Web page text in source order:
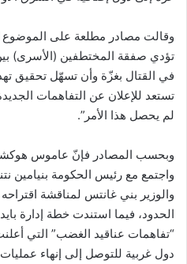
وقالت مصادر مطلعة على الموضوع
تؤدي صفقة المختطفين (الأسرى)
في القتال بغزّة وأن تسهّل تحقيق
تستعد للإعلان عن التفاهمات
لم يحصل هذا الأمر”.
وبحسب المصادر فإنّ عاموس
واجتمع مع رئيس الحكومة بنيامين
والوزير بني غانتس لمناقشة
الحدود، فيما استندت خطة إدارة
“تفاهمات عناقيد الغضب” التي
دول غربية للتوصل إلى إنهاء